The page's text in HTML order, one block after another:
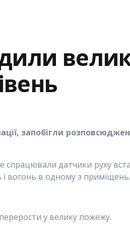
запобігли
датчики руху
і вогонь в одному з приміщень.
у велику пожежу.